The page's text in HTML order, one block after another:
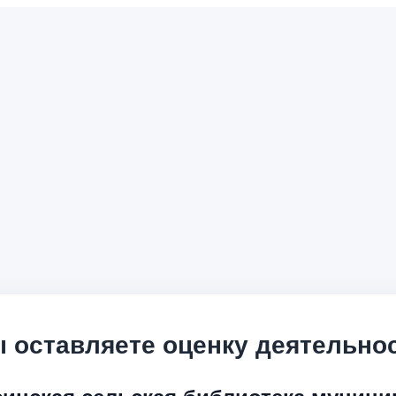
оценку